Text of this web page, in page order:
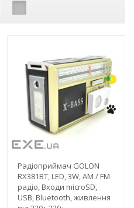
Радіоприймач GOLON
RX381BT, LED, 3W, AM / FM
радіо, Входи microSD,
USB, Bluetooth, живлення